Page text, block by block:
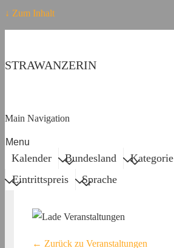
↓ Zum Inhalt
STRAWANZERIN
Main Navigation
Menu
Kalender Bundesland Kategorie
Eintrittspreis
Sprache
← Zurück zu Veranstaltungen